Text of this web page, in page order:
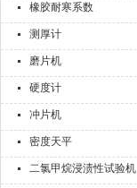
橡胶耐寒系数
测厚计
磨片机
硬度计
冲片机
密度天平
二氯甲烷浸渍性试验机